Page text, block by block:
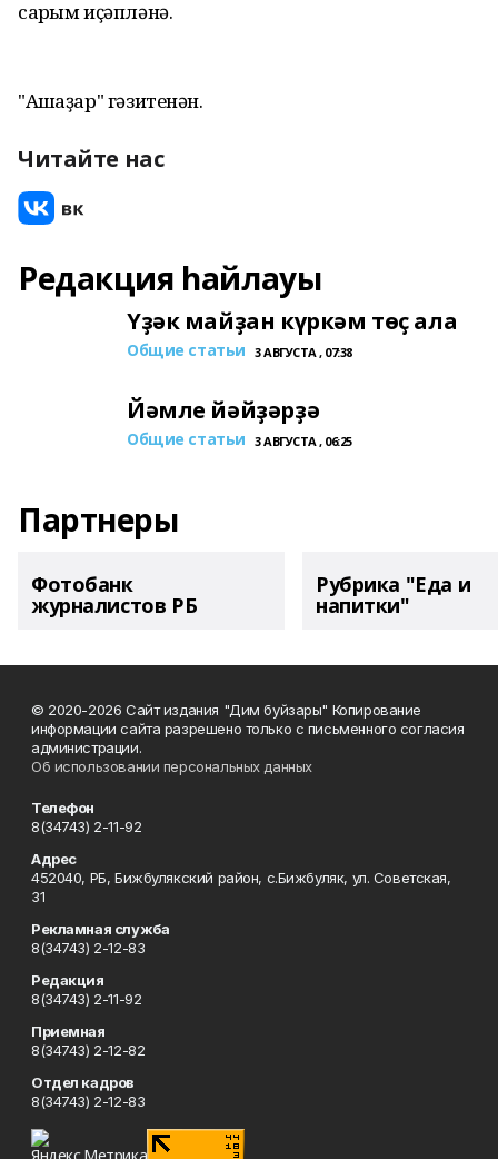
саҡрым иҫәпләнә.
"Ашҡаҙар" гәзитенән.
Читайте нас
Редакция һайлауы
Үҙәк майҙан күркәм төҫ ала
Общие статьи 3 АВГУСТА , 07:38
Йәмле йәйҙәрҙә
Общие статьи 3 АВГУСТА , 06:25
Партнеры
Фотобанк
журналистов РБ
Рубрика "Еда и
напитки"
© 2020-2026 Сайт издания "Дим буйзары" Копирование
информации сайта разрешено только с письменного согласия
администрации.
Об использовании персональных данных
Телефон
8(34743) 2-11-92
Адрес
452040, РБ, Бижбулякский район, с.Бижбуляк, ул. Советская,
31
Рекламная служба
8(34743) 2-12-83
Редакция
8(34743) 2-11-92
Приемная
8(34743) 2-12-82
Отдел кадров
8(34743) 2-12-83